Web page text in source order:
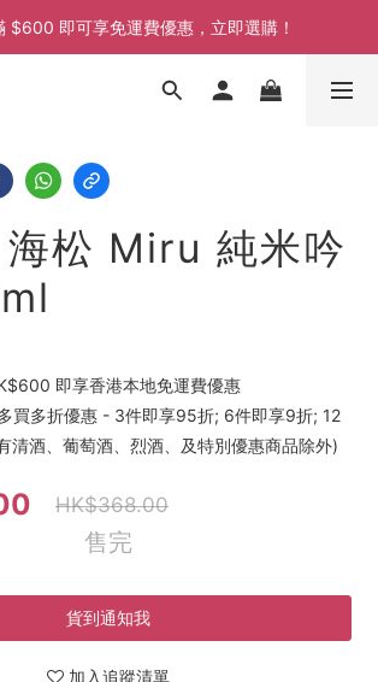
$600 即可享免運費優惠，立即選購！
$600 即可享免運費優惠，立即選購！
$600 即可享免運費優惠，立即選購！
松 Miru 純米吟
即享香港本地免運費優惠
買多折優惠 - 3件即享95折; 6件即享9折; 12
清酒、葡萄酒、烈酒、及特別優惠商品除外)
HK$368.00
售完
貨到通知我
加入追蹤清單